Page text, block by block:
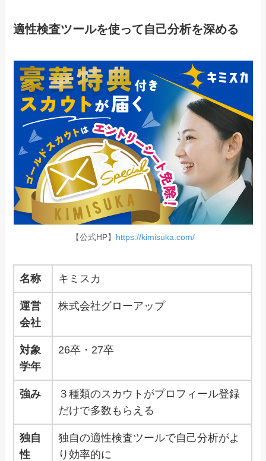
適性検査ツールを使って自己分析を深める
【公式HP】 https://kimisuka.com/
名称 キミスカ
運営
会社
株式会社グローアップ
対象
学年
26卒・27卒
強み
３種類のスカウトがプロフィール登録
だけで多数もらえる
独自
性
独自の適性検査ツールで自己分析がよ
り効率的に